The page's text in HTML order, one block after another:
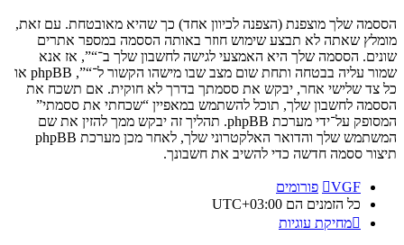
הססמה שלך מוצפנת (הצפנה לכיוון אחד) כך שהיא מאובטחת. עם זאת,
מומלץ שאתה לא תבצע שימוש חוזר באותה הססמה במספר אתרים
שונים. הססמה שלך היא האמצעי לגישה לחשבון שלך ב־“”, אז אנא
שמור עליה בבטחה ותחת שום מצב שבו מישהו הקשור ל־“”, phpBB או
כל צד שלישי אחר, יבקש את ססמתך בדרך לא חוקית. אם תשכח את
הססמה לחשבון שלך, תוכל להשתמש במאפיין “שכחתי את ססמתי”
המסופק על־ידי מערכת phpBB. תהליך זה יבקש ממך להזין את שם
המשתמש שלך והדואר האלקטרוני שלך, לאחר מכן מערכת phpBB
תיצור ססמה חדשה כדי להשיב את חשבונך.
VGF
פורומים
כל הזמנים הם UTC+03:00
מחיקת עוגיות